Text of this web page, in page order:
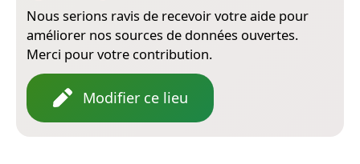
Nous serions ravis de recevoir votre aide pour
améliorer nos sources de données ouvertes.
Merci pour votre contribution.
Modifier ce lieu